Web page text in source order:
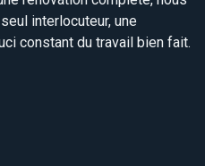
interlocuteur, une
constant du travail bien fait.